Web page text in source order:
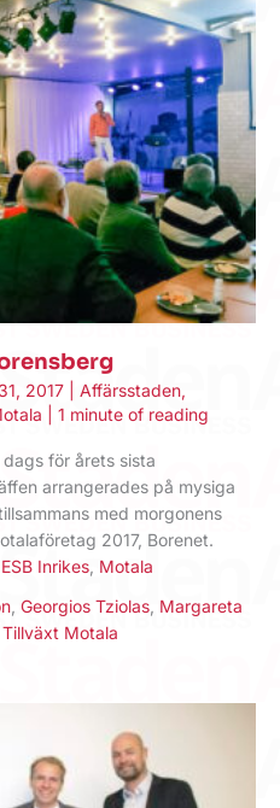
2017 Affärsstaden,
1 minute of reading
för årets sista
arrangerades på mysiga
med morgonens
2017, Borenet.
ESB Inrikes Motala
Georgios Tziolas Margareta
Tillväxt Motala